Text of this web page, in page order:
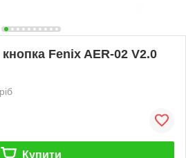
Fenix AER-02 V2.0
Купити